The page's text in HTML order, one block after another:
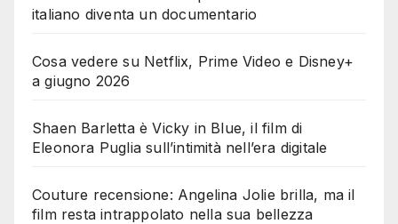
italiano diventa un documentario
Cosa vedere su Netflix, Prime Video e Disney+
a giugno 2026
Shaen Barletta è Vicky in Blue, il film di
Eleonora Puglia sull’intimità nell’era digitale
Couture recensione: Angelina Jolie brilla, ma il
film resta intrappolato nella sua bellezza